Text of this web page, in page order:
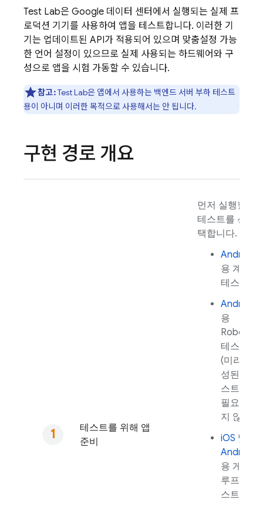
Test Lab은 Google 데이터 센터에서 실행되는 실제 프
로덕션 기기를 사용하여 앱을 테스트합니다. 이러한 기
기는 업데이트된 API가 적용되어 있으며 맞춤설정 가능
한 언어 설정이 있으므로 실제 사용되는 하드웨어와 구
성으로 앱을 시험 가동할 수 있습니다.
참고:Test Lab은 앱에서 사용하는 백엔드 서버 부하 테스트
용이 아니며 이러한 목적으로 사용해서는 안 됩니다.
구현 경로 개요
테스트를 위해 앱
준비
먼저 실행할
테스트를 선
택합니다.
Android
용 계측
테스트
Android
용
Robo
테스트
(미리 작
성된 테
스트가
필요하
지 않음)
iOS 및
Android
용 게임
루프 테
스트